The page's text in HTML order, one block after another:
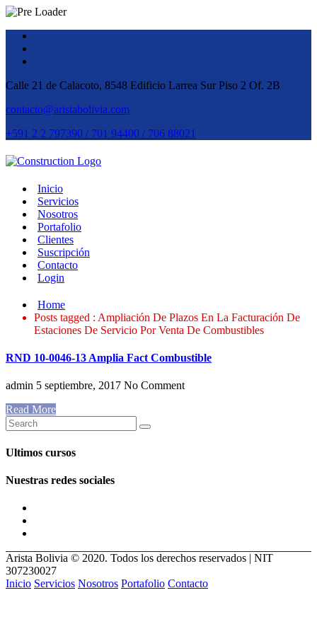
Calle 21 de Calacoto, 8548 Edificio Larrea Sur Piso 2 Of. 2B
contacto@aristabolivia.com
+591 2 2 797390 / 701 94400 / 706 88021
Inicio
Servicios
Nosotros
Portafolio
Clientes
Suscripción
Contacto
Login
Home
Posts tagged : Ampliación De Plazos En La Facturación De
Estaciones De Servicio Por Venta De Combustibles
RND 10-0046-13 Amplia Fact Combustible
admin 5 septiembre, 2017 No Comment
Read More
Ultimos cursos
Nuestras redes sociales
Arista Bolivia © 2020. Todos los derechos reservados | NIT
307230027
Inicio Servicios Nosotros Portafolio Contacto